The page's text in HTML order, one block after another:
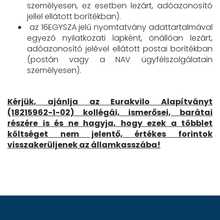
személyesen, ez esetben lezárt, adóazonosító
jellel ellátott borítékban).
az 16EGYSZA jelű nyomtatvány adattartalmával
egyező nyilatkozati lapként, önállóan lezárt,
adóazonosító jelével ellátott postai borítékban
(postán vagy a NAV ügyfélszolgálatain
személyesen).
Kérjük, ajánlja az Eurakvilo Alapítványt
(18215962-1-02) kollégái, ismerősei, barátai
részére is és ne hagyja, hogy ezek a többlet
költséget nem jelentő, értékes forintok
visszakerüljenek az államkasszába!